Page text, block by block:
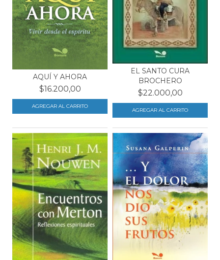
AQUÍ Y AHORA
$16.200,00
EL SANTO CURA
BROCHERO
$22.000,00